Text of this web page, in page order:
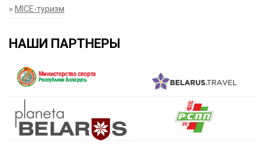
» MICE-туризм
НАШИ ПАРТНЕРЫ